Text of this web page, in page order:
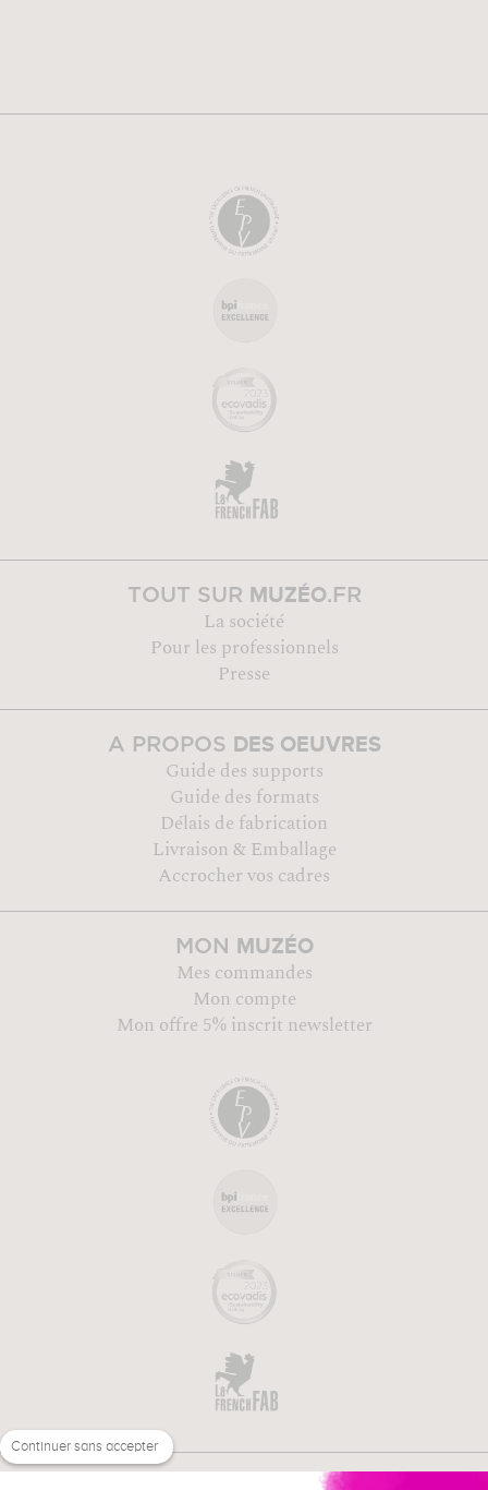
TOUT SUR MUZÉO.FR
La société
Pour les professionnels
Presse
A PROPOS DES OEUVRES
Guide des supports
Guide des formats
Délais de fabrication
Livraison & Emballage
Accrocher vos cadres
MON MUZÉO
Mes commandes
Mon compte
Mon offre 5% inscrit newsletter
Continuer sans accepter